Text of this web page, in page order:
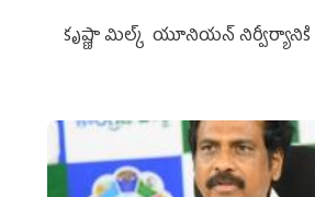
కృష్ణా మిల్క్‌ యూనియన్‌ నిర్వీర్యానికి